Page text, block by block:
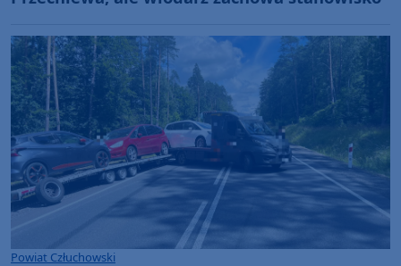
Powiat Człuchowski